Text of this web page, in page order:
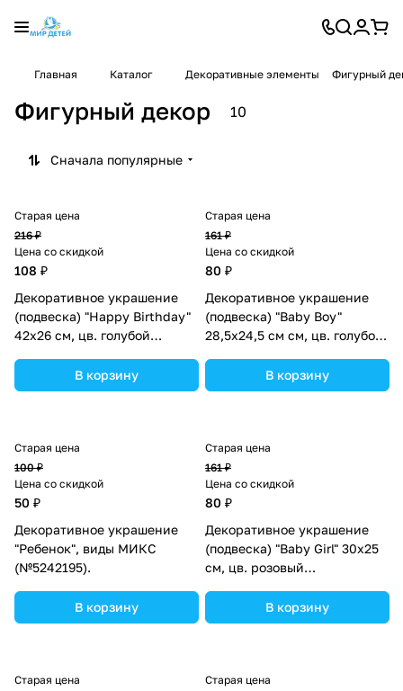
Главная Каталог Декоративные элементы Фигурный
Фигурный декор 10
Сначала популярные
Старая цена
216 ₽
Цена со скидкой
108 ₽
Декоративное украшение
(подвеска) "Happy Birthday"
42х26 см, цв. голубой
В корзину
Старая цена
161 ₽
Цена со скидкой
80 ₽
Декоративное украшение
(подвеска) "Baby Boy"
28,5х24,5 см см, цв. голубой
В корзину
Старая цена
100 ₽
Цена со скидкой
50 ₽
Декоративное украшение
"Ребенок", виды МИКС
(№5242195).
В корзину
Старая цена
161 ₽
Цена со скидкой
80 ₽
Декоративное украшение
(подвеска) "Baby Girl" 30х25
см, цв. розовый
В корзину
Старая цена
Старая цена